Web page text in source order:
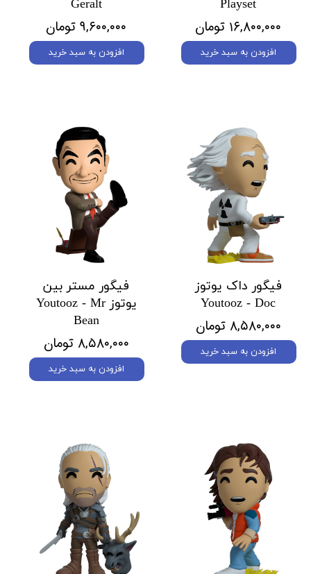
Playset
۱۶,۸۰۰,۰۰۰ تومان
افزودن به سبد خرید
Geralt
۹,۶۰۰,۰۰۰ تومان
افزودن به سبد خرید
فیگور داک یوتوز
Youtooz - Doc
۸,۵۸۰,۰۰۰ تومان
افزودن به سبد خرید
فیگور مستر بین
یوتوز Youtooz - Mr
Bean
۸,۵۸۰,۰۰۰ تومان
افزودن به سبد خرید